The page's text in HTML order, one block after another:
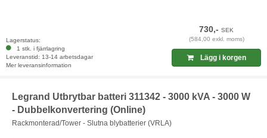
Lagerstatus:
1 stk. i fjärrlagring
Leveranstid: 13-14 arbetsdagar
Mer leveransinformation
730,-SEK
(584,00 exkl. moms)
Lägg i korgen
Legrand Utbrytbar batteri 311342 - 3000 kVA - 3000 W
- Dubbelkonvertering (Online)
Rackmonterad/Tower - Slutna blybatterier (VRLA)